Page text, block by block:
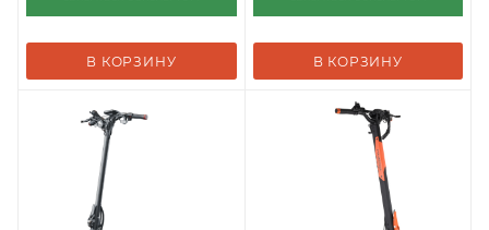
В КОРЗИНУ В КОРЗИНУ